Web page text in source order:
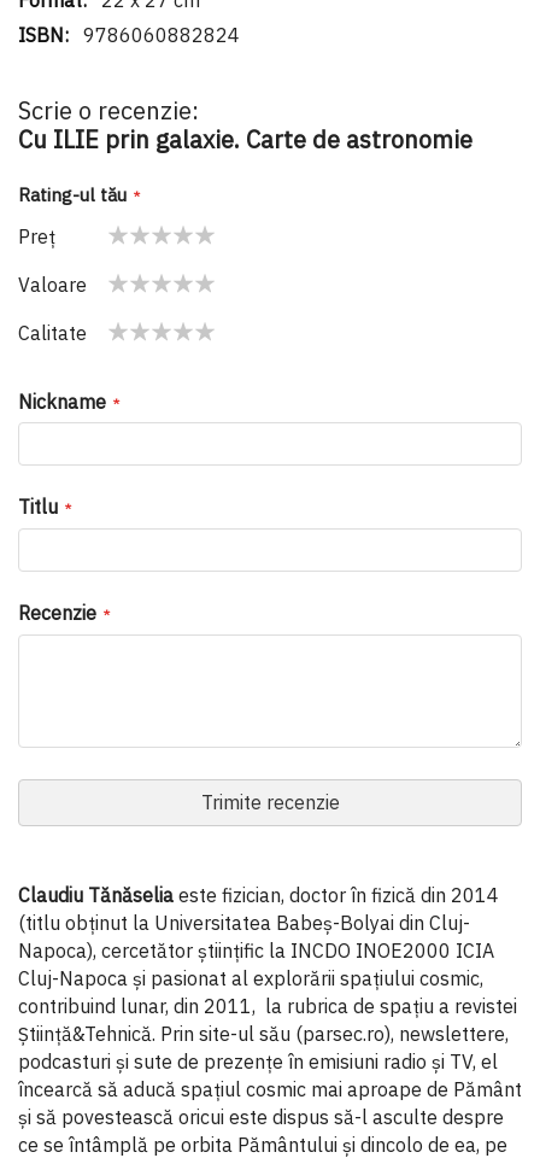
9786060882824
Scrie o recenzie:
Cu ILIE prin galaxie. Carte de astronomie
Rating-ul tău
Preţ
star
stars
stars
stars
stars
Valoare
star
stars
stars
stars
stars
Calitate
Nickname
Titlu
Recenzie
Trimite recenzie
Claudiu Tănăselia este fizician, doctor în fizică din 2014
(titlu obținut la Universitatea Babeș-Bolyai din Cluj-
Napoca), cercetător științific la INCDO INOE2000 ICIA
Cluj-Napoca și pasionat al explorării spațiului cosmic,
contribuind lunar, din 2011, la rubrica de spațiu a revistei
Știință&Tehnică. Prin site-ul său (parsec.ro), newslettere,
podcasturi și sute de prezențe în emisiuni radio și TV, el
încearcă să aducă spațiul cosmic mai aproape de Pământ
și să povestească oricui este dispus să-l asculte despre
ce se întâmplă pe orbita Pământului și dincolo de ea, pe